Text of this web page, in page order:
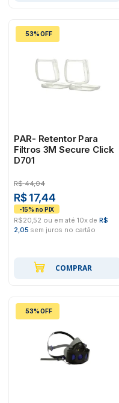
53% OFF
PAR- Retentor Para
Filtros 3M Secure Click
D701
R$ 44,04
R$ 17,44
R$20,52 ou em até 10x de R$
2,05 sem juros no cartão
COMPRAR
53% OFF